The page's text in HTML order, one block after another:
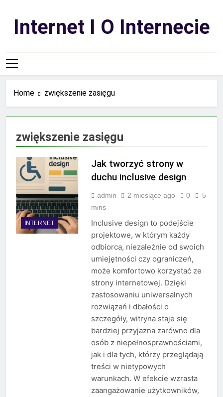
contentInternet I O Internecie
Home zwiększenie zasięgu
zwiększenie zasięgu
INTERNET
Jak tworzyć strony w
duchu inclusive design
admin 2 miesiące ago 0
5
mins
Inclusive design to podejście
projektowe, w którym każdy
odbiorca, niezależnie od swoich
umiejętności czy ograniczeń,
może komfortowo korzystać ze
strony internetowej. Dzięki
zastosowaniu uniwersalnych
rozwiązań i dbałości o
szczegóły, witryna staje się
bardziej przyjazna zarówno dla
osób z niepełnosprawnościami,
jak i dla tych, którzy przeglądają
treści w nietypowych
warunkach. W efekcie wzrasta
zaangażowanie użytkowników,